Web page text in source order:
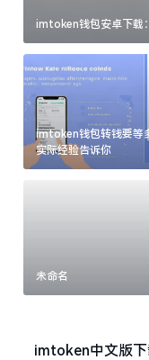
imtoken钱包安卓下载
imtoken钱包转钱要等
实际经验告诉你
未命名
imtoken中文版